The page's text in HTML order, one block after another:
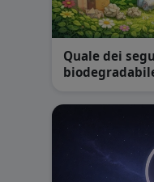
Quale dei